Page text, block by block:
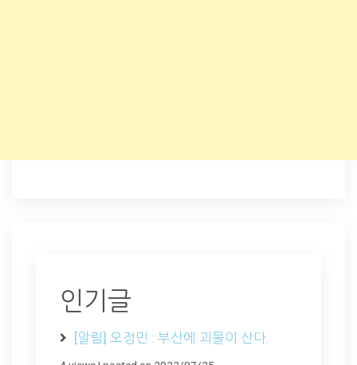
인기글
[알림] 오정민 : 부산에 괴물이 산다.